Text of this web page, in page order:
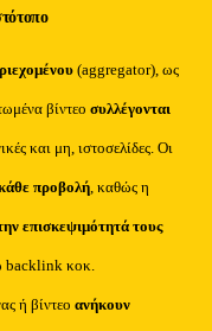
(aggregator), ως
βίντεοσυλλέγονται
και μη, ιστοσελίδες. Οι
προβολή, καθώς η
επισκεψιμότητά τους
backlink κοκ.
ή βίντεοανήκουν